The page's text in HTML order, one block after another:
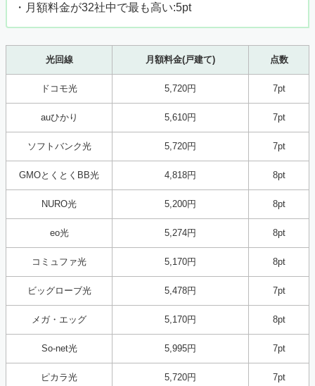
・月額料金が32社中で最も高い:5pt
光回線 月額料金(戸建て) 点数
ドコモ光 5,720円 7pt
auひかり 5,610円 7pt
ソフトバンク光 5,720円 7pt
GMOとくとくBB光 4,818円 8pt
NURO光 5,200円 8pt
eo光 5,274円 8pt
コミュファ光 5,170円 8pt
ビッグローブ光 5,478円 7pt
メガ・エッグ 5,170円 8pt
So-net光 5,995円 7pt
ピカラ光 5,720円 7pt